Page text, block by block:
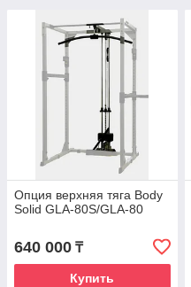
Опция верхняя тяга Body
Solid GLA-80S/GLA-80
640 000 ₸
Купить